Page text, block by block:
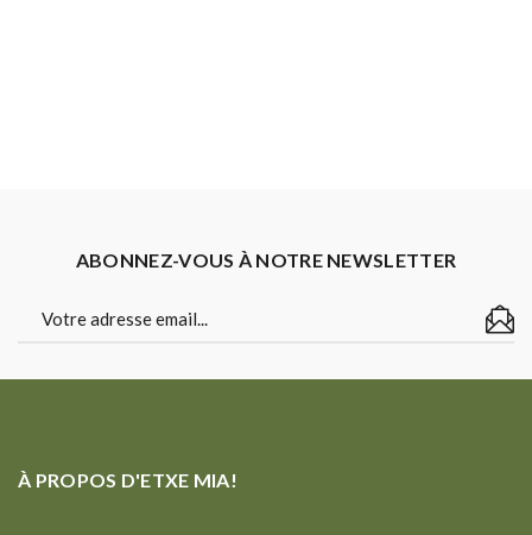
ABONNEZ-VOUS À NOTRE NEWSLETTER
À PROPOS D'ETXE MIA!